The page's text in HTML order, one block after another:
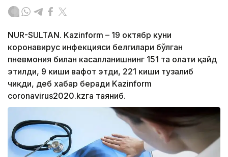
NUR-SULTAN. Kazinform – 19 октябр куни
коронавирус инфекцияси белгилари бўлган
пневмония билан касалланишнинг 151 та ҳолати қайд
этилди, 9 киши вафот этди, 221 киши тузалиб
чиқди, деб хабар беради Kazinform
coronavirus2020.kzга таяниб.